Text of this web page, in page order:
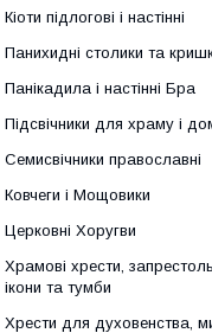
Кіоти підлогові і настінні
Панихидні столики та
Панікадила і настінні Бра
Підсвічники для храму і
Семисвічники православні
Ковчеги і Мощовики
Церковні Хоругви
Храмові хрести,
ікони та тумби
Хрести для духовенства,